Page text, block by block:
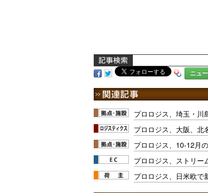
ニュ
プロロジス、埼玉・川
プロロジス、大阪、北
プロロジス、10-12月
プロロジス、ストリー
プロロジス、日米欧で